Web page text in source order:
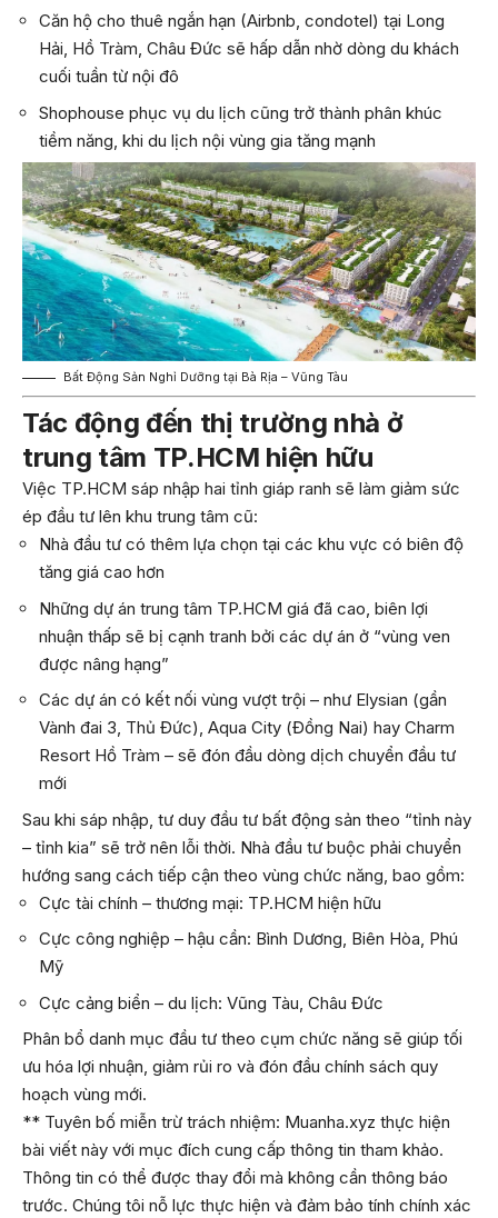
Căn hộ cho thuê ngắn hạn (Airbnb, condotel) tại Long
Hải, Hồ Tràm, Châu Đức sẽ hấp dẫn nhờ dòng du khách
cuối tuần từ nội đô
Shophouse phục vụ du lịch cũng trở thành phân khúc
tiềm năng, khi du lịch nội vùng gia tăng mạnh
Bất Động Sản Nghỉ Dưỡng tại Bà Rịa – Vũng Tàu
Tác động đến thị trường nhà ở
trung tâm TP.HCM hiện hữu
Việc TP.HCM sáp nhập hai tỉnh giáp ranh sẽ làm giảm sức
ép đầu tư lên khu trung tâm cũ:
Nhà đầu tư có thêm lựa chọn tại các khu vực có biên độ
tăng giá cao hơn
Những dự án trung tâm TP.HCM giá đã cao, biên lợi
nhuận thấp sẽ bị cạnh tranh bởi các dự án ở “vùng ven
được nâng hạng”
Các dự án có kết nối vùng vượt trội – như Elysian (gần
Vành đai 3, Thủ Đức), Aqua City (Đồng Nai) hay Charm
Resort Hồ Tràm – sẽ đón đầu dòng dịch chuyển đầu tư
mới
Sau khi sáp nhập, tư duy đầu tư bất động sản theo “tỉnh này
– tỉnh kia” sẽ trở nên lỗi thời. Nhà đầu tư buộc phải chuyển
hướng sang cách tiếp cận theo vùng chức năng, bao gồm:
Cực tài chính – thương mại: TP.HCM hiện hữu
Cực công nghiệp – hậu cần: Bình Dương, Biên Hòa, Phú
Mỹ
Cực cảng biển – du lịch: Vũng Tàu, Châu Đức
Phân bổ danh mục đầu tư theo cụm chức năng sẽ giúp tối
ưu hóa lợi nhuận, giảm rủi ro và đón đầu chính sách quy
hoạch vùng mới.
** Tuyên bố miễn trừ trách nhiệm: Muanha.xyz thực hiện
bài viết này với mục đích cung cấp thông tin tham khảo.
Thông tin có thể được thay đổi mà không cần thông báo
trước. Chúng tôi nỗ lực thực hiện và đảm bảo tính chính xác